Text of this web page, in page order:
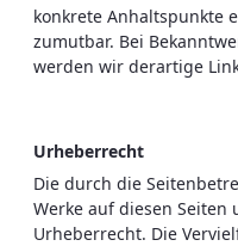
konkrete Anhaltspunkte
zumutbar. Bei
werden wir derartige
Urheberrecht
Die durch die
Werke auf diesen
Urheberrecht. Die